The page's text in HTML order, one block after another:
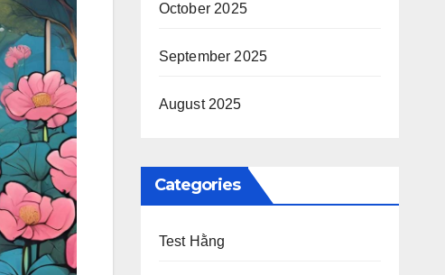
October 2025
September 2025
August 2025
Categories
Test Hằng